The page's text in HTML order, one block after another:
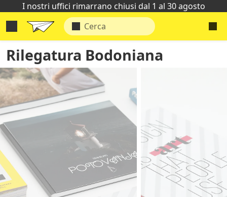
I nostri uffici rimarrano chiusi dal 1 al 30 agosto
Rilegatura Bodoniana